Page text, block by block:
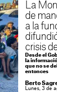
La
de
a la
crisis
Desde el
la
que no se
entonces
Berto
Lunes, 3 de